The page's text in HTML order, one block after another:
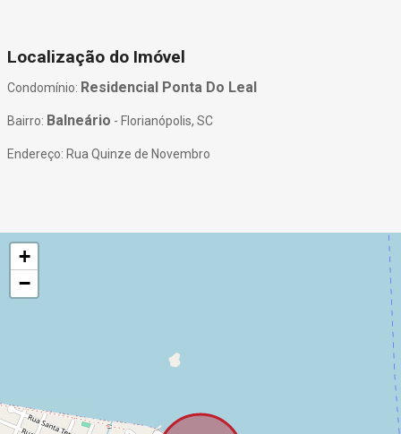
Localização do Imóvel
Condomínio: Residencial Ponta Do Leal
Bairro: Balneário - Florianópolis, SC
Endereço: Rua Quinze de Novembro
+
−